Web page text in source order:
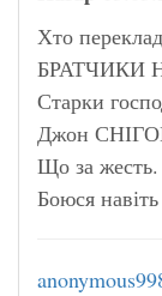
Хто
БРАТЧИКИ
Старки
Джон
Що за жесть.
Боюся